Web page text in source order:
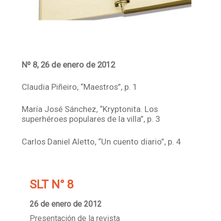
Nº 8, 26 de enero de 2012
Claudia Piñeiro, “Maestros”, p. 1
María José Sánchez, “Kryptonita. Los
superhéroes populares de la villa”, p. 3
Carlos Daniel Aletto, “Un cuento diario”, p. 4
SLT N° 8
26 de enero de 2012
Presentación de la revista